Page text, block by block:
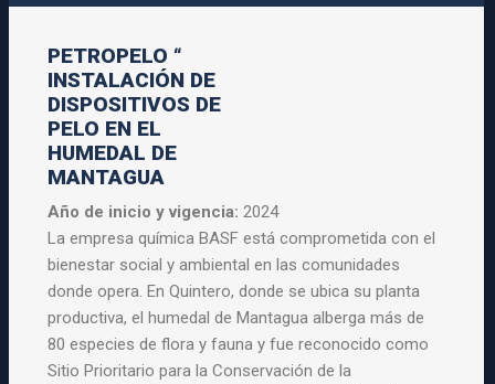
PETROPELO “
INSTALACIÓN DE
DISPOSITIVOS DE
PELO EN EL
HUMEDAL DE
MANTAGUA
Año de inicio y vigencia:2024
La empresa química BASF está comprometida con el
bienestar social y ambiental en las comunidades
donde opera. En Quintero, donde se ubica su planta
productiva, el humedal de Mantagua alberga más de
80 especies de flora y fauna y fue reconocido como
Sitio Prioritario para la Conservación de la